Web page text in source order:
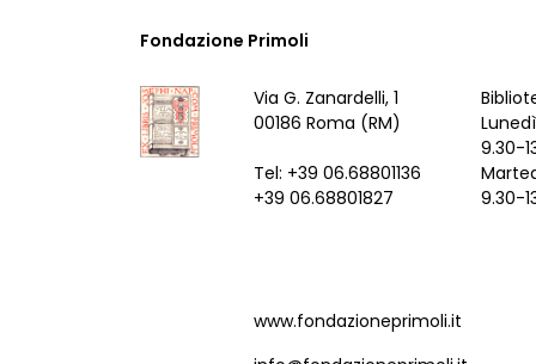
Fondazione Primoli
Via G. Zanardelli, 1
00186 Roma (RM)
Tel: +39 06.68801136
+39 06.68801827
9.30-
9.30-
www.fondazioneprimoli.it